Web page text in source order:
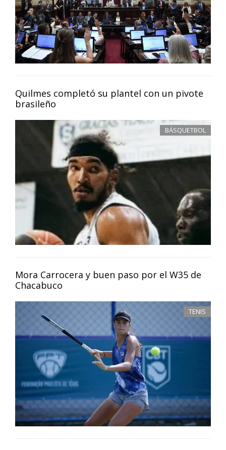
Quilmes completó su plantel con un pivote
brasileño
BÁSQUETBOL
Mora Carrocera y buen paso por el W35 de
Chacabuco
TENIS